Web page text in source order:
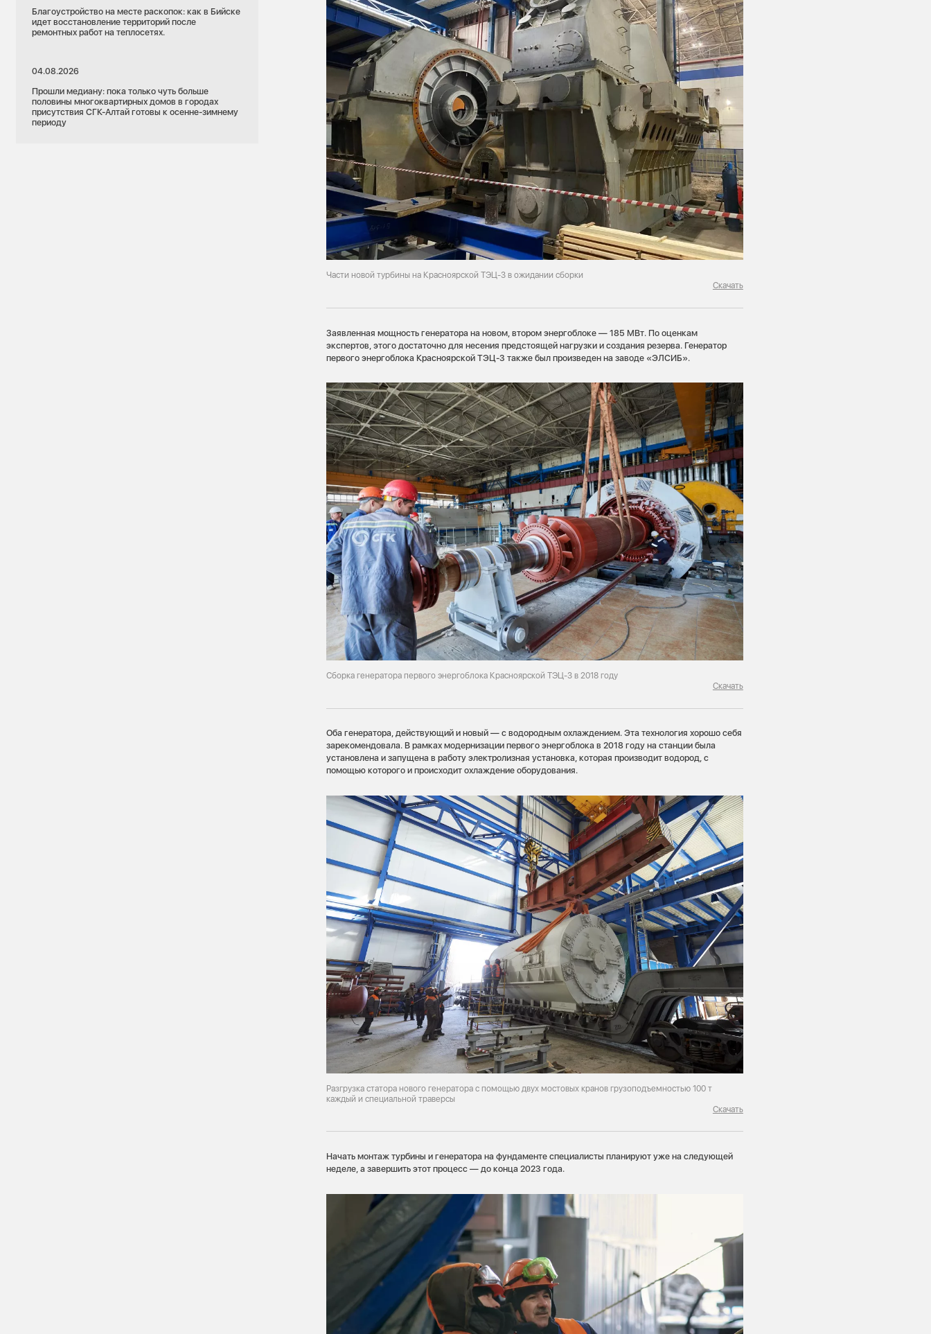
Благоустройство на месте раскопок: как в Бийске
идет восстановление территорий после
ремонтных работ на теплосетях.
04.08.2026
Прошли медиану: пока только чуть больше
половины многоквартирных домов в городах
присутствия СГК-Алтай готовы к осенне-зимнему
периоду
Части новой турбины на Красноярской ТЭЦ-3 в ожидании сборки
Скачать
Заявленная мощность генератора на новом, втором энергоблоке — 185 МВт. По оценкам
экспертов, этого достаточно для несения предстоящей нагрузки и создания резерва. Генератор
первого энергоблока Красноярской ТЭЦ-3 также был произведен на заводе «ЭЛСИБ».
Сборка генератора первого энергоблока Красноярской ТЭЦ-3 в 2018 году
Скачать
Оба генератора, действующий и новый — с водородным охлаждением. Эта технология хорошо себя
зарекомендовала. В рамках модернизации первого энергоблока в 2018 году на станции была
установлена и запущена в работу электролизная установка, которая производит водород, с
помощью которого и происходит охлаждение оборудования.
Разгрузка статора нового генератора с помощью двух мостовых кранов грузоподъемностью 100 т
каждый и специальной траверсы
Скачать
Начать монтаж турбины и генератора на фундаменте специалисты планируют уже на следующей
неделе, а завершить этот процесс — до конца 2023 года.